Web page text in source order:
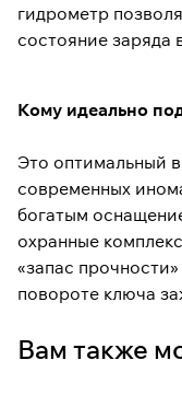
гидрометр
состояние заряда
Кому идеально
Это оптимальный
современных
богатым
охранные
«запас
повороте ключа
Вам также